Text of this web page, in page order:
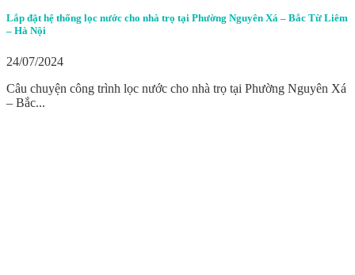
Lắp đặt hệ thống lọc nước cho nhà trọ tại Phường Nguyên Xá – Bắc Từ Liêm
– Hà Nội
24/07/2024
Câu chuyện công trình lọc nước cho nhà trọ tại Phường Nguyên Xá
– Bắc...